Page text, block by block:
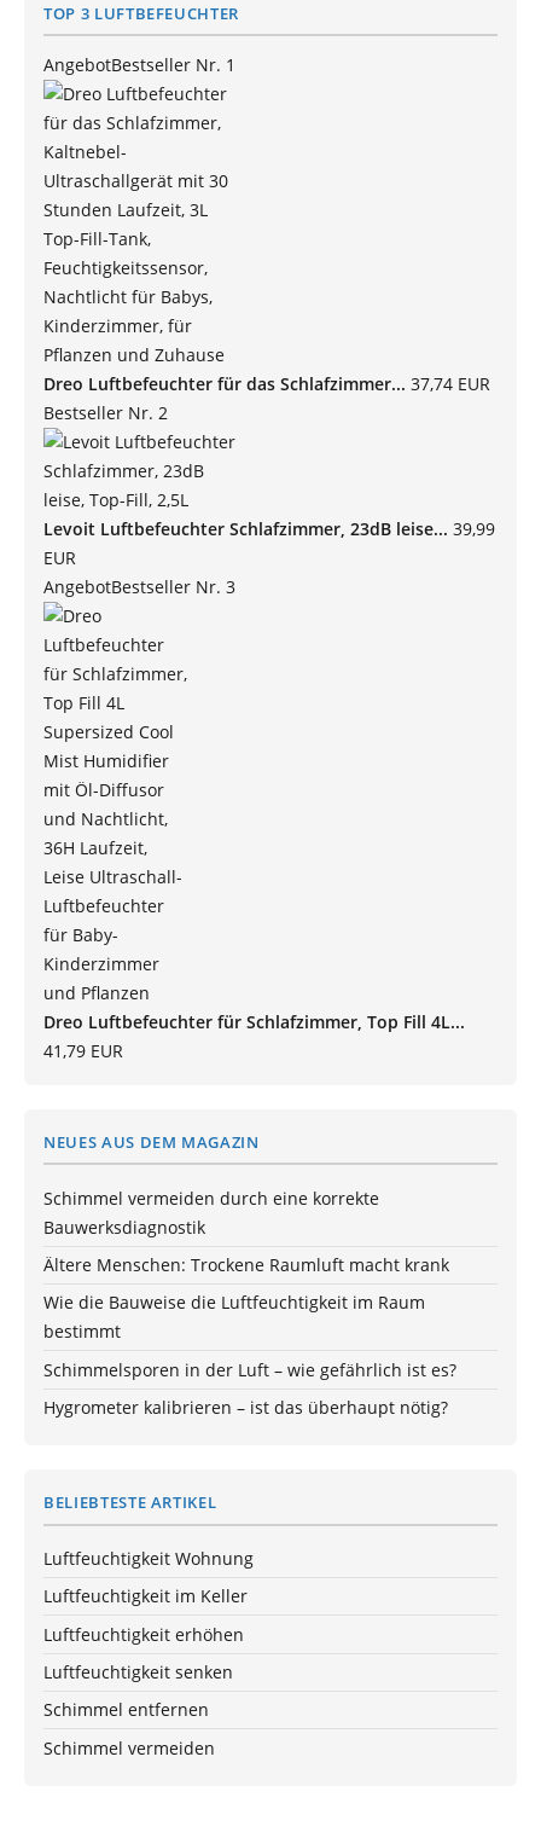
TOP 3 LUFTBEFEUCHTER
AngebotBestseller Nr. 1
Dreo Luftbefeuchter für das Schlafzimmer... 37,74 EUR
Bestseller Nr. 2
Levoit Luftbefeuchter Schlafzimmer, 23dB leise... 39,99
EUR
AngebotBestseller Nr. 3
Dreo Luftbefeuchter für Schlafzimmer, Top Fill 4L...
41,79 EUR
NEUES AUS DEM MAGAZIN
Schimmel vermeiden durch eine korrekte
Bauwerksdiagnostik
Ältere Menschen: Trockene Raumluft macht krank
Wie die Bauweise die Luftfeuchtigkeit im Raum
bestimmt
Schimmelsporen in der Luft – wie gefährlich ist es?
Hygrometer kalibrieren – ist das überhaupt nötig?
BELIEBTESTE ARTIKEL
Luftfeuchtigkeit Wohnung
Luftfeuchtigkeit im Keller
Luftfeuchtigkeit erhöhen
Luftfeuchtigkeit senken
Schimmel entfernen
Schimmel vermeiden